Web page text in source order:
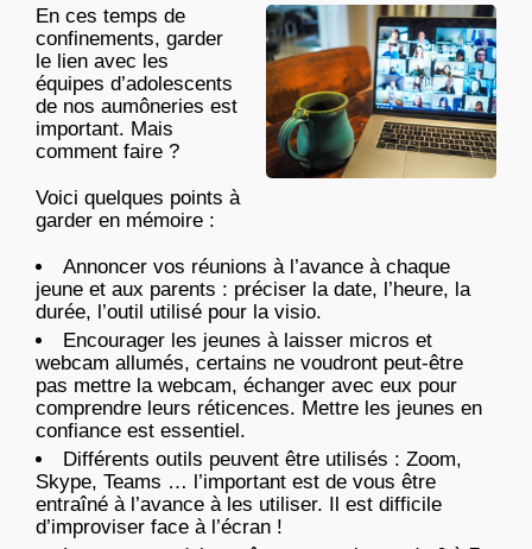
En ces temps de
confinements, garder
le lien avec les
équipes d’adolescents
de nos aumôneries est
important. Mais
comment faire ?
Voici quelques points à
garder en mémoire :
Annoncer vos réunions à l’avance à chaque
jeune et aux parents : préciser la date, l’heure, la
durée, l’outil utilisé pour la visio.
Encourager les jeunes à laisser micros et
webcam allumés, certains ne voudront peut-être
pas mettre la webcam, échanger avec eux pour
comprendre leurs réticences. Mettre les jeunes en
confiance est essentiel.
Différents outils peuvent être utilisés : Zoom,
Skype, Teams … l’important est de vous être
entraîné à l’avance à les utiliser. Il est difficile
d’improviser face à l’écran !